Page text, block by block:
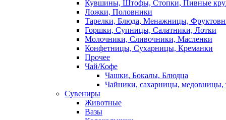
Кувшины, Штофы, Стопки, Пивные
Ложки, Половники
Тарелки, Блюда, Менажницы,
Горшки, Супницы, Салатники, Лотки
Молочники, Сливочники, Масленки
Конфетницы, Сухарницы, Креманки
Прочее
Чай/Кофе
Чашки, Бокалы, Блюдца
Чайники, сахарницы, медовницы,
Сувениры
Животные
Вазы